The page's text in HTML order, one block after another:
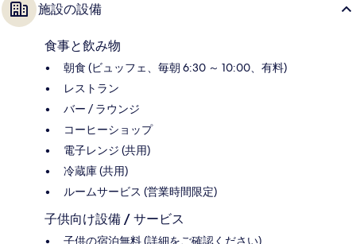
施設の設備
食事と飲み物
朝食 (ビュッフェ、毎朝 6:30 ～ 10:00、有料)
レストラン
バー / ラウンジ
コーヒーショップ
電子レンジ (共用)
冷蔵庫 (共用)
ルームサービス (営業時間限定)
子供向け設備 / サービス
子供の宿泊無料 (詳細をご確認ください)